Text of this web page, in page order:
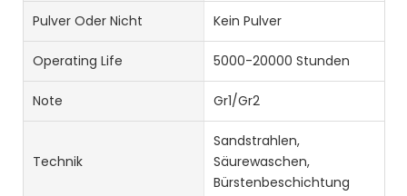
Pulver Oder Nicht Kein Pulver
Operating Life 5000-20000 Stunden
Note Gr1/Gr2
Technik
Sandstrahlen,
Säurewaschen,
Bürstenbeschichtung